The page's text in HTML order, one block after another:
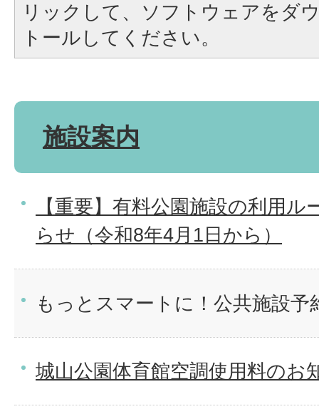
リックして、ソフトウェアをダ
トールしてください。
施設案内
【重要】有料公園施設の利用
らせ（令和8年4月1日から）
もっとスマートに！公共施設予
城山公園体育館空調使用料のお